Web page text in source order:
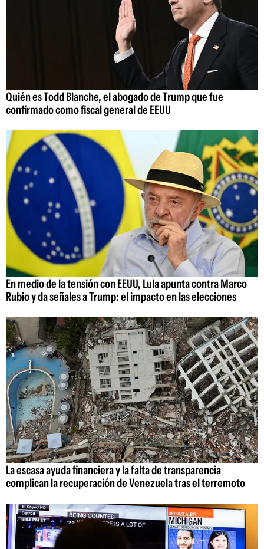
Quién es Todd Blanche, el abogado de Trump que fue
confirmado como fiscal general de EEUU
En medio de la tensión con EEUU, Lula apunta contra Marco
Rubio y da señales a Trump: el impacto en las elecciones
La escasa ayuda financiera y la falta de transparencia
complican la recuperación de Venezuela tras el terremoto